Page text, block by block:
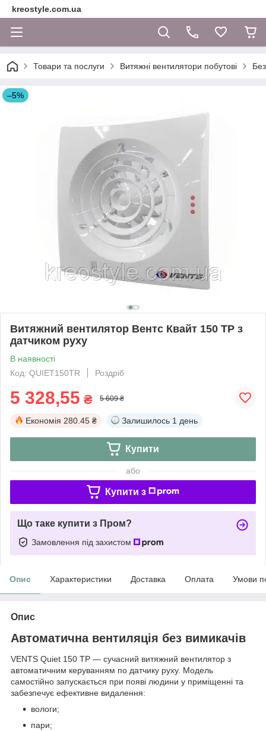
kreostyle.com.ua
Товари та послуги Витяжні вентилятори побутові
–5%
Витяжний вентилятор Вентс Квайт 150 ТР з
датчиком руху
В наявності
Код: QUIET150TR
Роздріб
5 328,55 ₴ 5 609 ₴
Економія 280.45 ₴ Залишилось 1 день
Купити
або
Купити з
Що таке купити з Пром?
Замовлення під захистом
Опис Характеристики Доставка Оплата Умови
Опис
Автоматична вентиляція без вимикачів
VENTS Quiet 150 ТР — сучасний витяжний вентилятор з
автоматичним керуванням по датчику руху. Модель
самостійно запускається при появі людини у приміщенні та
забезпечує ефективне видалення:
вологи;
пари;